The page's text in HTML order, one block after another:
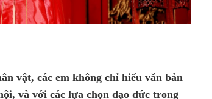
vật, các em không chỉ hiểu văn bản
và với các lựa chọn đạo đức trong